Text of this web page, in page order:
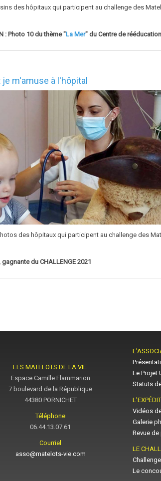
des hôpitaux qui participent au challenge des
: Photo 10 du thème "La Mer" du Centre de
m'amuse à l'hôpital
des hôpitaux qui participent au challenge des
du CHALLENGE 2021
LES MATELOTS DE LA VIE
Espace Camille Flammarion
7 boulevard de la République
44380 PORNICHET
Téléphone
06.44.13.07.61
Courriel
asso@matelots-vie.com
Le Projet
Statuts
Vidéos
Galerie
Revue
LE
Le